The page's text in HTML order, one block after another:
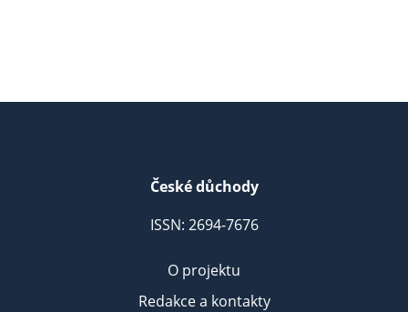
České důchody
ISSN: 2694-7676
O projektu
Redakce a kontakty